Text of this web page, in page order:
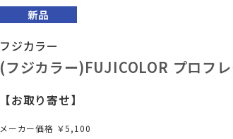
フジカラー
(フジカラー)FUJICOLOR プロフ
【お取り寄せ】
メーカー価格 ￥5,100